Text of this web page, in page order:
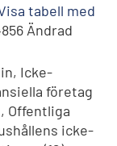
tabell med
Ändrad
Icke-
företag
Offentliga
icke-